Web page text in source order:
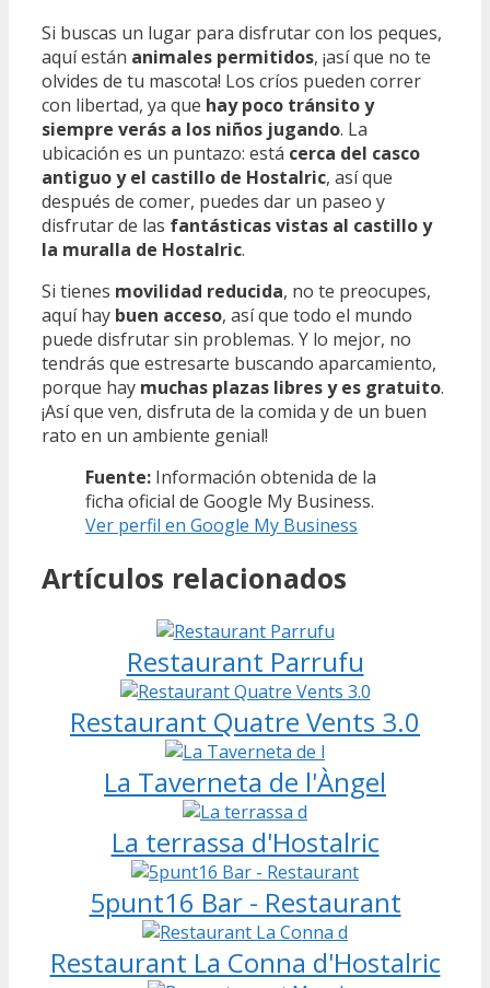
Si buscas un lugar para disfrutar con los peques,
aquí están animales permitidos, ¡así que no te
olvides de tu mascota! Los críos pueden correr
con libertad, ya que hay poco tránsito y
siempre verás a los niños jugando. La
ubicación es un puntazo: está cerca del casco
antiguo y el castillo de Hostalric, así que
después de comer, puedes dar un paseo y
disfrutar de las fantásticas vistas al castillo y
la muralla de Hostalric.
Si tienes movilidad reducida, no te preocupes,
aquí hay buen acceso, así que todo el mundo
puede disfrutar sin problemas. Y lo mejor, no
tendrás que estresarte buscando aparcamiento,
porque hay muchas plazas libres y es gratuito.
¡Así que ven, disfruta de la comida y de un buen
rato en un ambiente genial!
Fuente: Información obtenida de la
ficha oficial de Google My Business.
Ver perfil en Google My Business
Artículos relacionados
Restaurant Parrufu
Restaurant Quatre Vents 3.0
La Taverneta de l'Àngel
La terrassa d'Hostalric
5punt16 Bar - Restaurant
Restaurant La Conna d'Hostalric